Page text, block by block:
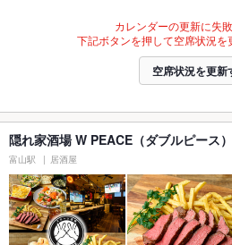
カレンダーの更新に失敗
下記ボタンを押して空席状況を
空席状況を更新
隠れ家酒場 W PEACE（ダブルピース
富山駅 居酒屋